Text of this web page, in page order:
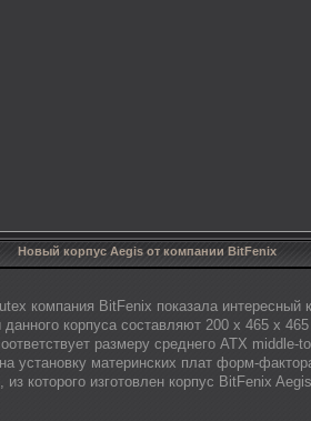
Новый корпус Aegis от компании BitFenix
компания BitFenix показала интересный
корпуса составляют 200 х 465 х
размеру среднего ATX middle-
установку материнских плат форм-
которого изготовлен корпус BitFenix